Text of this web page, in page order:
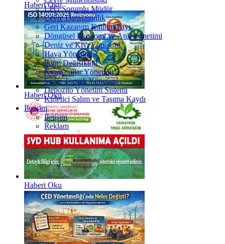
Haberi Oku
Haberi Oku
Haberi Oku
LPG Sorumlu Müdür
Çevre Danışmanlık
Geri Kazanım Katılım Payı
Döngüsel Ekonomi ve Atık Yönetimi
Deniz ve Kıyı Yönetimi
Hava Yönetimi
İklim Değişikliği
Kimyasallar Yönetimi
Su ve Toprak Yönetimi
Depozito Yönetim Sistemi
Kirletici Salım ve Taşıma Kaydı
İletişim
İletişim
Reklam